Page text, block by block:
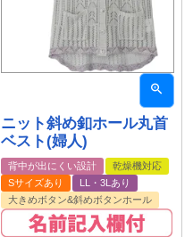
ニット斜め釦ホール丸首
ベスト(婦人)
背中が出にくい設計
乾燥機対応
Sサイズあり
LL・3Lあり
大きめボタン&斜めボタンホール